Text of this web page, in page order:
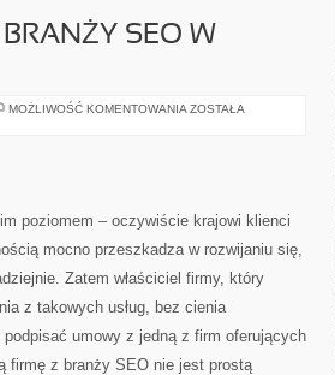
SEO W
MOŻLIWOŚĆ KOMENTOWANIA BARDZO
ZOSTAŁA
poziomem – oczywiście krajowi klienci
mocno przeszkadza w rozwijaniu się,
Zatem właściciel firmy, który
z takowych usług, bez cienia
umowy z jedną z firm oferujących
firmę z branży SEO nie jest prostą